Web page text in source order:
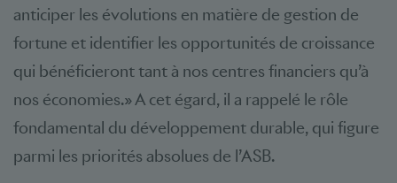
anticiper les évolutions en matière de gestion de
fortune et identifier les opportunités de croissance
qui bénéficieront tant à nos centres financiers qu’à
nos économies.» A cet égard, il a rappelé le rôle
fondamental du développement durable, qui figure
parmi les priorités absolues de l’ASB.